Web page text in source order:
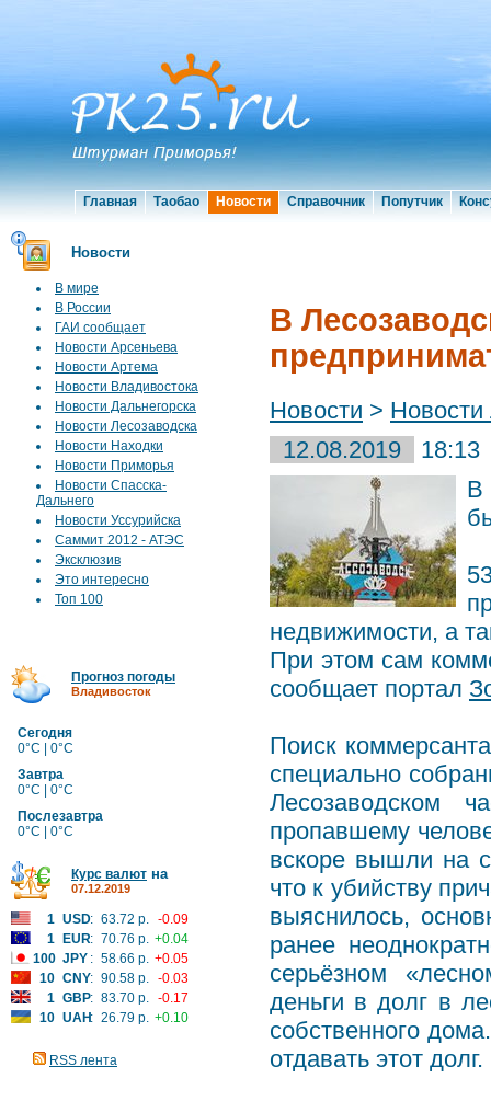
Главная Таобао Новости Справочник Попутчик
Новости
В мире
В России
ГАИ сообщает
Новости Арсеньева
Новости Артема
Новости Владивостока
Новости Дальнегорска
Новости Лесозаводска
Новости Находки
Новости Приморья
Новости Спасска-
Дальнего
Новости Уссурийска
Саммит 2012 - АТЭС
Эксклюзив
Это интересно
Топ 100
Прогноз погоды
Владивосток
Сегодня
0°C | 0°C
Завтра
0°C | 0°C
Послезавтра
0°C | 0°C
Курс валют на
07.12.2019
1 USD: 63.72 р. -0.09
1
EUR: 70.76 р. +0.04
100 JPY : 58.66 р. +0.05
10 CNY: 90.58 р. -0.03
1 GBP: 83.70 р. -0.17
10 UAH: 26.79 р. +0.10
RSS лента
В
Новости > Новости
12.08.2019
18:13
В
недвижимости, а
При этом сам
сообщает портал
Поиск
специально
Лесозаводском
пропавшему
вскоре вышли на
что к убийству
выяснилось,
ранее
серьёзном
деньги в долг в
собственного
отдавать этот